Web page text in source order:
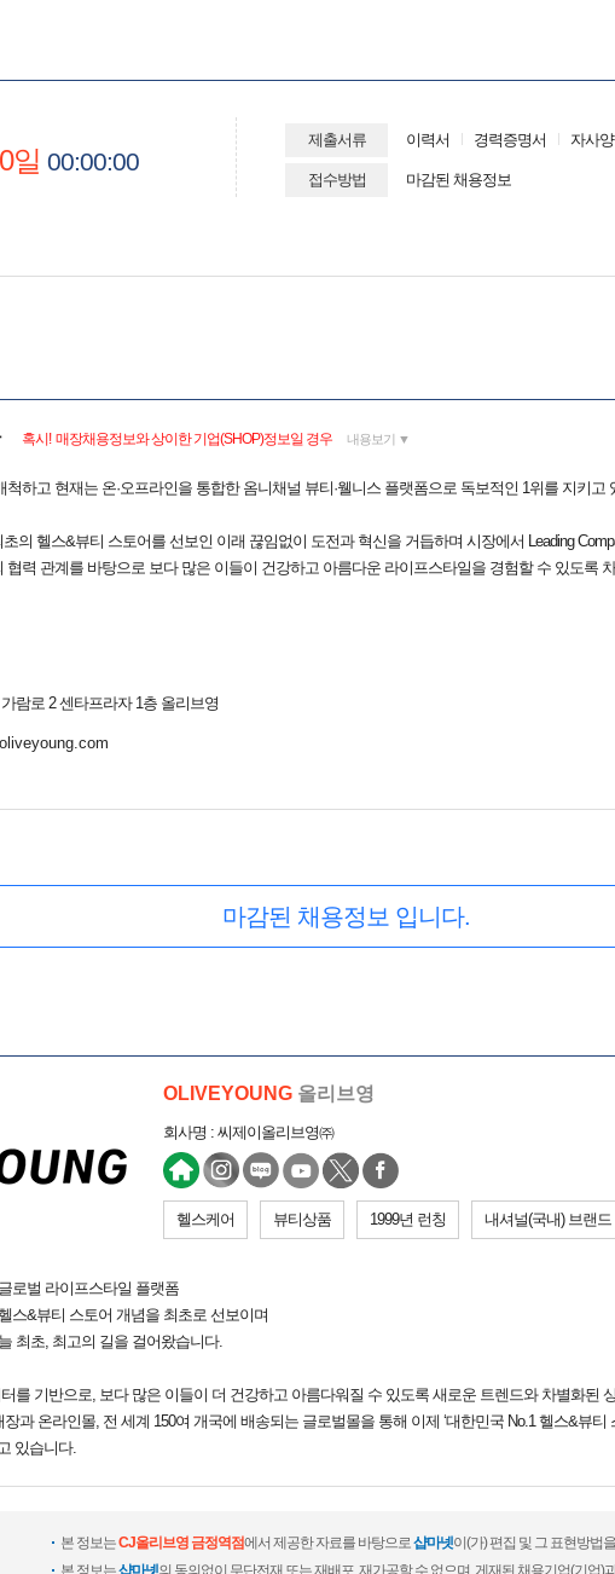
0일 00:00:00
제출서류 이력서 경력증명서 자사
접수방법 마감된 채용정보
혹시! 매장채용정보와 상이한 기업(SHOP)정보일 경우 내용보기 ▼
척하고 현재는 온·오프라인을 통합한 옴니채널 뷰티·웰니스 플랫폼으로 독보적인 1위를 지키고
의 헬스&뷰티 스토어를 선보인 이래 끊임없이 도전과 혁신을 거듭하며 시장에서 Leading
협력 관계를 바탕으로 보다 많은 이들이 건강하고 아름다운 라이프스타일을 경험할 수 있도록
람로 2 센타프라자 1층 올리브영
마감된 채용정보 입니다.
OLIVEYOUNG 올리브영
회사명 : 씨제이올리브영㈜
헬스케어 뷰티상품 1999년 런칭 내셔널(국내) 브랜드
로벌 라이프스타일 플랫폼
스&뷰티 스토어 개념을 최초로 선보이며
최초, 최고의 길을 걸어왔습니다.
를 기반으로, 보다 많은 이들이 더 건강하고 아름다워질 수 있도록 새로운 트렌드와 차별화된
과 온라인몰, 전 세계 150여 개국에 배송되는 글로벌몰을 통해 이제 ‘대한민국 No.1 헬스&뷰티
있습니다.
본 정보는CJ올리브영 금정역점에서 제공한 자료를 바탕으로샵마넷이(가) 편집 및 그 표현방법
본 정보는샵마넷의 동의없이 무단전재 또는 재배포, 재가공할 수 없으며, 게재된 채용기업(기업)